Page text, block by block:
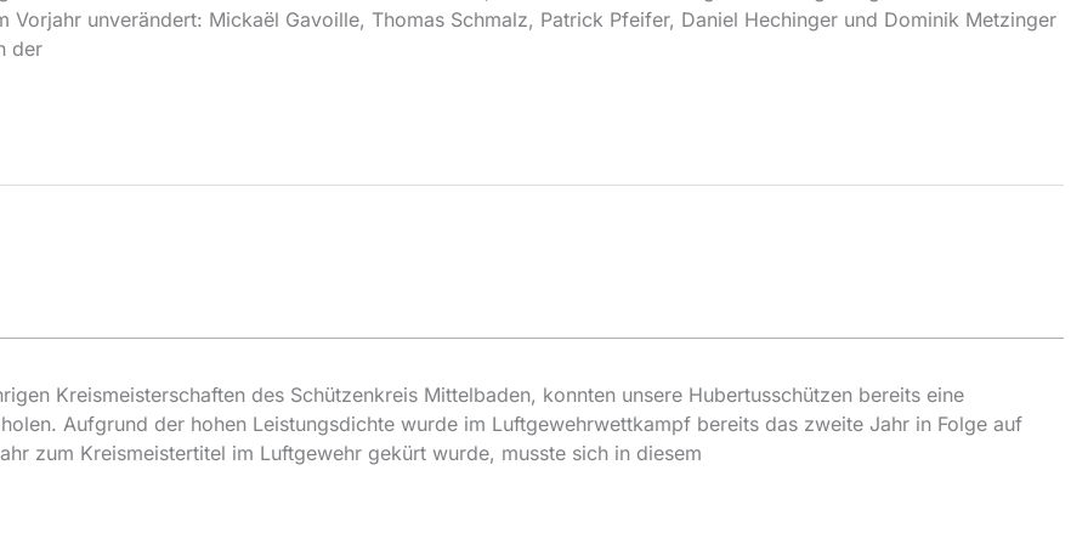
Vorjahr unverändert: Mickaël Gavoille, Thomas Schmalz, Patrick Pfeifer, Daniel Hechinger und Dominik Metzinger
der
Kreismeisterschaften des Schützenkreis Mittelbaden, konnten unsere Hubertusschützen bereits eine
Aufgrund der hohen Leistungsdichte wurde im Luftgewehrwettkampf bereits das zweite Jahr in Folge auf
zum Kreismeistertitel im Luftgewehr gekürt wurde, musste sich in diesem